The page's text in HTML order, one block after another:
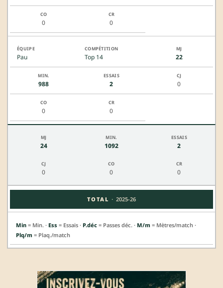
0 0
Pau Top 14 22
988 2 0
0 0
24 1092 2
0 0 0
TOTAL · 2025-26
Min = Min. · Ess = Essais · P.déc = Passes déc. · M/m = Mètres/match ·
Plq/m = Plaq./match